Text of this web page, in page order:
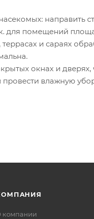
направить
для помещений
и сараях
окнах и
влажную
компании